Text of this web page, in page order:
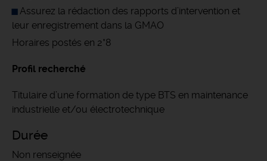
Assurez la rédaction des rapports d’intervention et
leur enregistrement dans la GMAO
Horaires postés en 2*8
Profil recherché
Titulaire d’une formation de type BTS en maintenance
industrielle et/ou électrotechnique
Durée
Non renseignée